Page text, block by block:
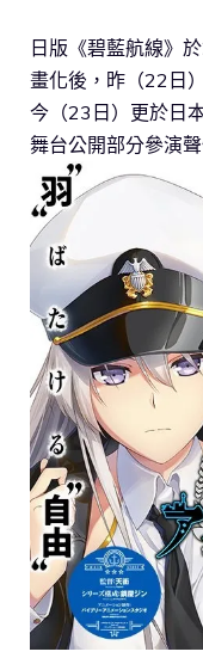
日版《碧藍航線》
畫化後，昨（22日
今（23日）更於日
舞台公開部分參演聲